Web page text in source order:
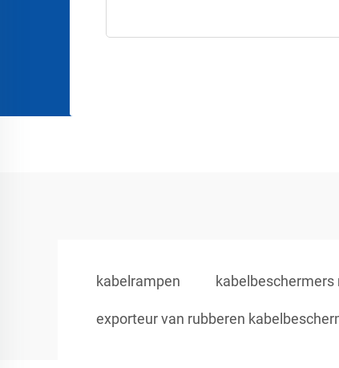
kabelrampen kabelbeschermers
exporteur van rubberen